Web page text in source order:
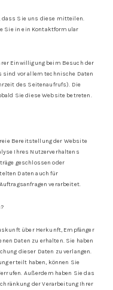
dass Sie uns diese mitteilen.
Sie in ein Kontaktformular
Einwilligung beim Besuch der
sind vor allem technische Daten
des Seitenaufrufs). Die
Sie diese Website betreten.
Bereitstellung der Website
Ihres Nutzerverhaltens
geschlossen oder
Daten auch für
verarbeitet.
über Herkunft, Empfänger
Daten zu erhalten. Sie haben
dieser Daten zu verlangen.
erteilt haben, können Sie
Außerdem haben Sie das
der Verarbeitung Ihrer